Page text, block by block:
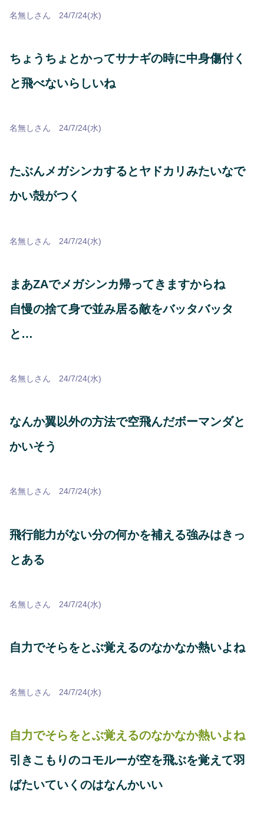
名無しさん 24/7/24(水)
ちょうちょとかってサナギの時に中身傷付く
と飛べないらしいね
名無しさん 24/7/24(水)
たぶんメガシンカするとヤドカリみたいなで
かい殻がつく
名無しさん 24/7/24(水)
まあZAでメガシンカ帰ってきますからね
自慢の捨て身で並み居る敵をバッタバッタ
と…
名無しさん 24/7/24(水)
なんか翼以外の方法で空飛んだボーマンダと
かいそう
名無しさん 24/7/24(水)
飛行能力がない分の何かを補える強みはきっ
とある
名無しさん 24/7/24(水)
自力でそらをとぶ覚えるのなかなか熱いよね
名無しさん 24/7/24(水)
自力でそらをとぶ覚えるのなかなか熱いよね
引きこもりのコモルーが空を飛ぶを覚えて羽
ばたいていくのはなんかいい